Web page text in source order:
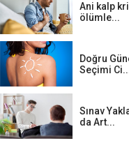
Ani kalp
ölümle...
Doğru
Seçimi
Sınav
da Art...